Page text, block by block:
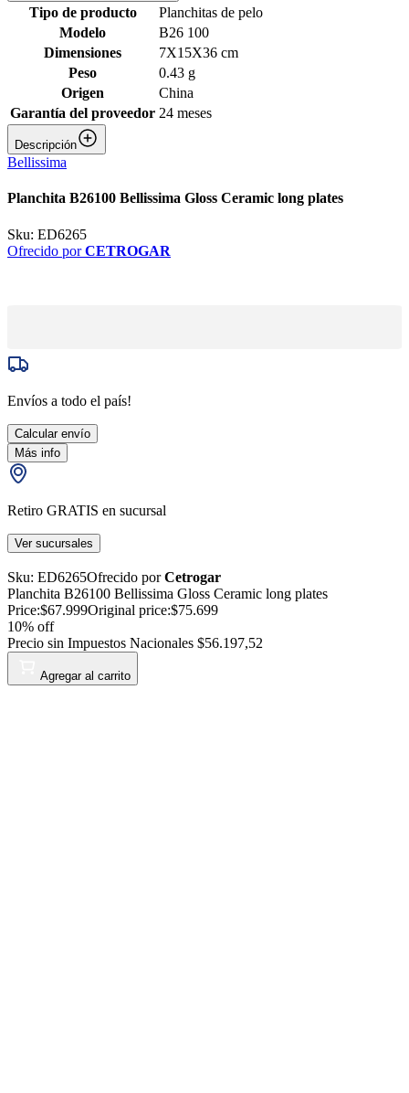
Tipo de producto
Planchitas de pelo
Modelo
B26 100
Dimensiones
7X15X36 cm
Peso
0.43 g
Origen
China
Garantía del proveedor 24 meses
Descripción
Bellissima
Planchita B26100 Bellissima Gloss Ceramic long plates
Sku: ED6265
Ofrecido porCETROGAR
Envíos a todo el país!
Calcular envío
Más info
Retiro GRATIS en sucursal
Ver sucursales
Sku: ED6265Ofrecido porCetrogar
Planchita B26100 Bellissima Gloss Ceramic long plates
Price:$67.999Original price:$75.699
10% off
Precio sin Impuestos Nacionales $56.197,52
Agregar al carrito